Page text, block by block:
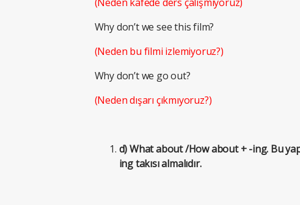
Why don’t we see this film?
(Neden bu filmi izlemiyoruz?)
Why don’t we go out?
(Neden dışarı çıkmıyoruz?)
d) What about /How about + -ing. Bu
ing takısı almalıdır.